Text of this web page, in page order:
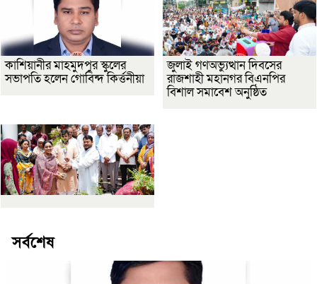
কাশিয়ানীর মাহমুদপুর স্কুলের
সভাপতি হলেন গোবিন্দ কির্ত্তনীয়া
জুলাই গণঅভ্যুত্থান দিবসের
রাজশাহী মহানগর বিএনপির
বিশাল সমাবেশ অনুষ্ঠিত
সর্বশেষ